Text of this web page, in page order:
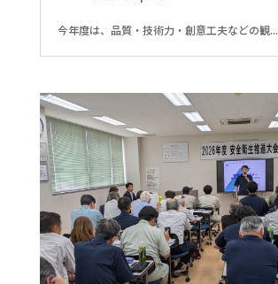
今年度は、品質・技術力・創意工夫などの観...